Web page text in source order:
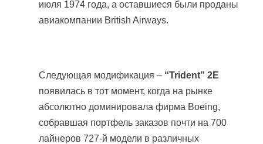
июля 1974 года, а оставшиеся были проданы
авиакомпании British Airways.
Следующая модификация – “Trident” 2E
появилась в тот момент, когда на рынке
абсолютно доминировала фирма Boeing,
собравшая портфель заказов почти на 700
лайнеров 727-й модели в различных